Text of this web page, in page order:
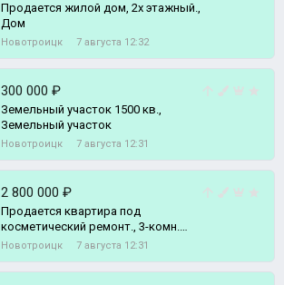
Продается жилой дом, 2х этажный.,
Дом
Новотроицк 7 августа 12:32
300 000 ₽
Земельный участок 1500 кв.,
Земельный участок
Новотроицк 7 августа 12:31
2 800 000 ₽
Продается квартира под
косметический ремонт., 3-комн.
квартира
Новотроицк 7 августа 12:31